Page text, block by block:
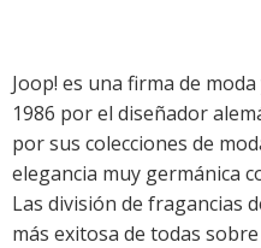
Joop! es una firma de
1986 por el diseñador
por sus colecciones de
elegancia muy germánica
Las división de fragancias
más exitosa de todas